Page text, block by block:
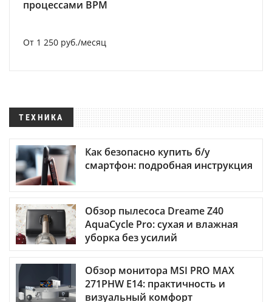
процессами BPM
От 1 250 руб./месяц
ТЕХНИКА
Как безопасно купить б/у
смартфон: подробная инструкция
Обзор пылесоса Dreame Z40
AquaCycle Pro: сухая и влажная
уборка без усилий
Обзор монитора MSI PRO MAX
271PHW E14: практичность и
визуальный комфорт